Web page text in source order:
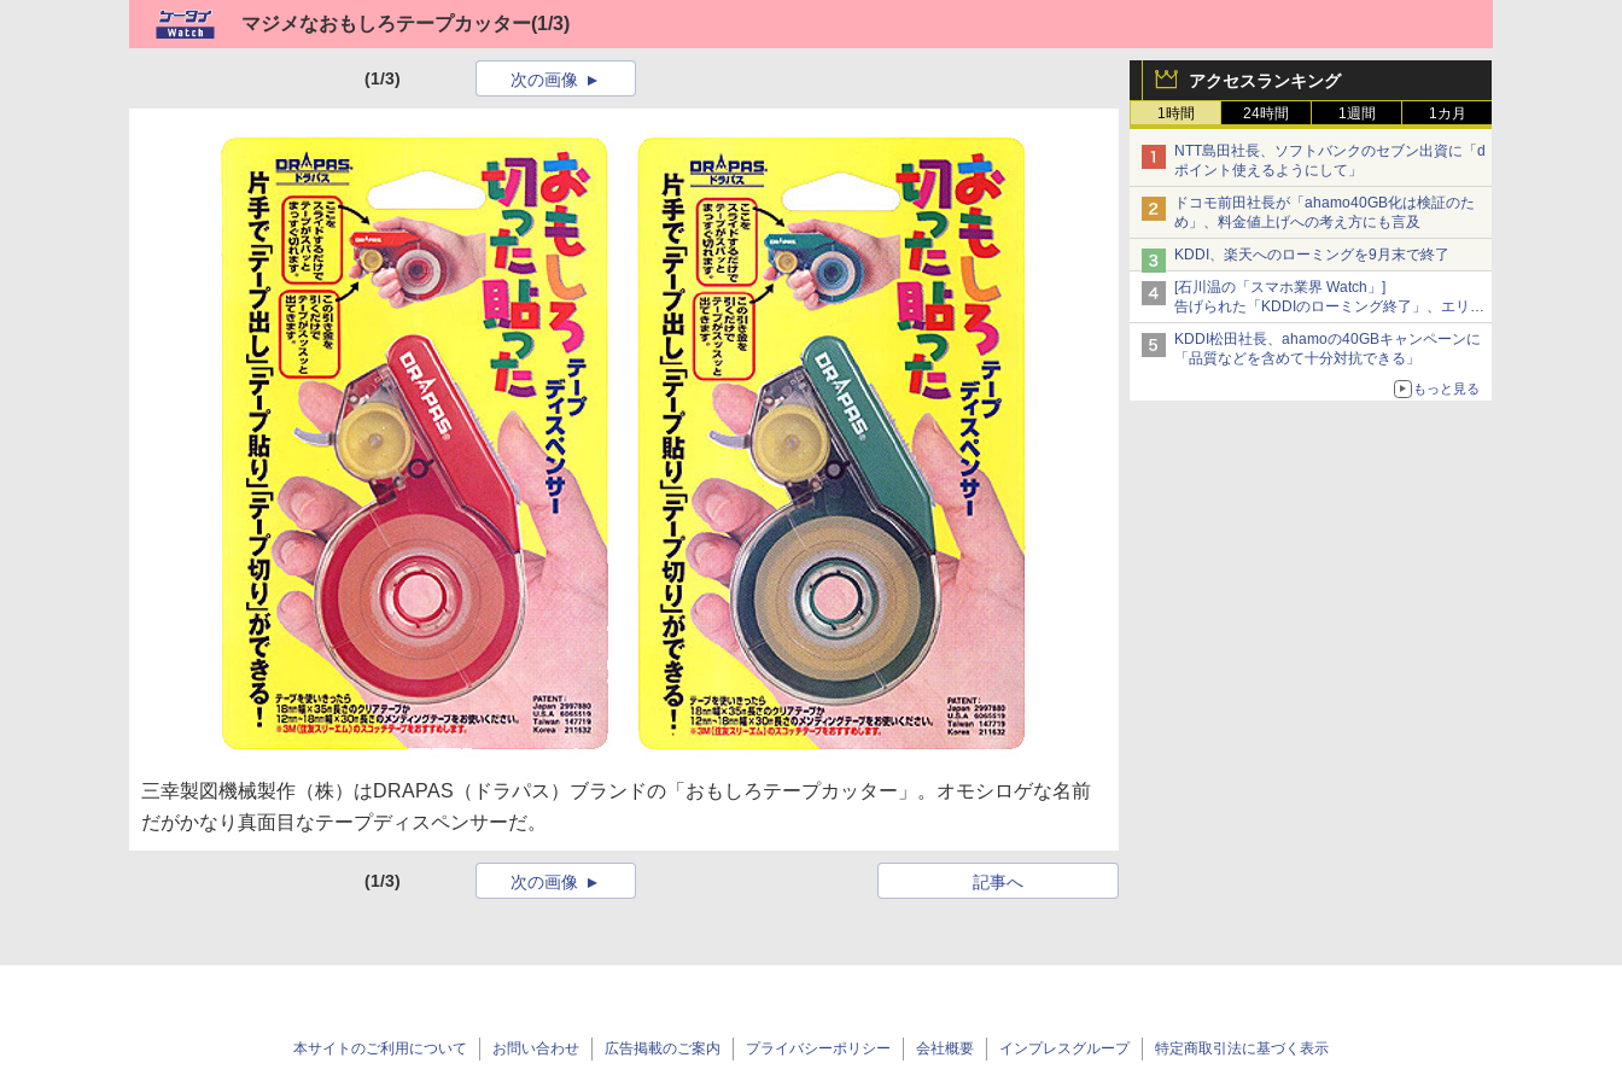
マジメなおもしろテープカッター(1/3)
アクセスランキング
1時間 24時間 1週間 1カ月
NTT島田社長、ソフトバンクのセブン出資に「d
ポイント使えるようにして」
ドコモ前田社長が「ahamo40GB化は検証のた
め」、料金値上げへの考え方にも言及
KDDI、楽天へのローミングを9月末で終了
[石川温の「スマホ業界 Watch」]
告げられた「KDDIのローミング終了」、エリア
マップの落とし穴と楽天モバイルの課題
KDDI松田社長、ahamoの40GBキャンペーンに
「品質などを含めて十分対抗できる」
もっと見る
(1/3) 次の画像
三幸製図機械製作（株）はDRAPAS（ドラパス）ブランドの「おもしろテープカッター」。オモシロゲな名前
だがかなり真面目なテープディスペンサーだ。
(1/3) 記事へ
次の画像
本サイトのご利用について お問い合わせ 広告掲載のご案内 プライバシーポリシー 会社概要 インプレスグループ 特定商取引法に基づく表示